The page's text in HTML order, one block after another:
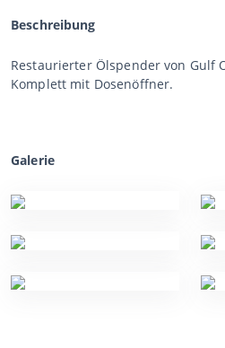
Beschreibung
Restaurierter Ölspender von Gulf
Komplett mit Dosenöffner.
Galerie